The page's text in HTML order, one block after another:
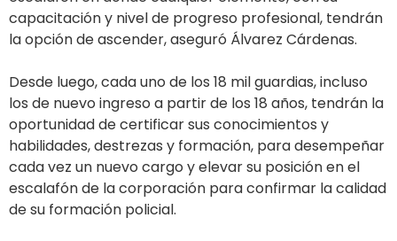
capacitación y nivel de progreso profesional, tendrán
la opción de ascender, aseguró Álvarez Cárdenas.
Desde luego, cada uno de los 18 mil guardias, incluso
los de nuevo ingreso a partir de los 18 años, tendrán la
oportunidad de certificar sus conocimientos y
habilidades, destrezas y formación, para desempeñar
cada vez un nuevo cargo y elevar su posición en el
escalafón de la corporación para confirmar la calidad
de su formación policial.